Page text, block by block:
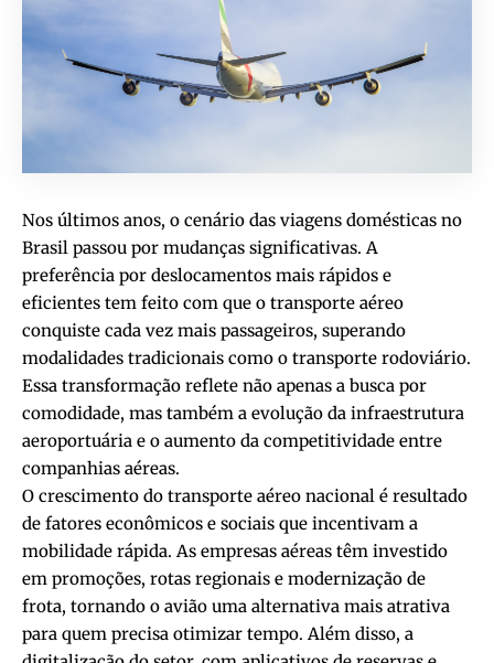
Nos últimos anos, o cenário das viagens domésticas no
Brasil passou por mudanças significativas. A
preferência por deslocamentos mais rápidos e
eficientes tem feito com que o transporte aéreo
conquiste cada vez mais passageiros, superando
modalidades tradicionais como o transporte rodoviário.
Essa transformação reflete não apenas a busca por
comodidade, mas também a evolução da infraestrutura
aeroportuária e o aumento da competitividade entre
companhias aéreas.
O crescimento do transporte aéreo nacional é resultado
de fatores econômicos e sociais que incentivam a
mobilidade rápida. As empresas aéreas têm investido
em promoções, rotas regionais e modernização de
frota, tornando o avião uma alternativa mais atrativa
para quem precisa otimizar tempo. Além disso, a